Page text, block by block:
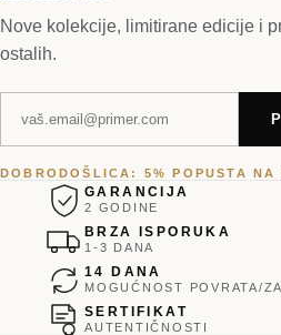
Nove kolekcije, limitirane edicije i
ostalih.
DOBRODOŠLICA: 5% POPUSTA NA
GARANCIJA
2 GODINE
BRZA ISPORUKA
1-3 DANA
14 DANA
MOGUĆNOST POVRATA/
SERTIFIKAT
AUTENTIČNOSTI